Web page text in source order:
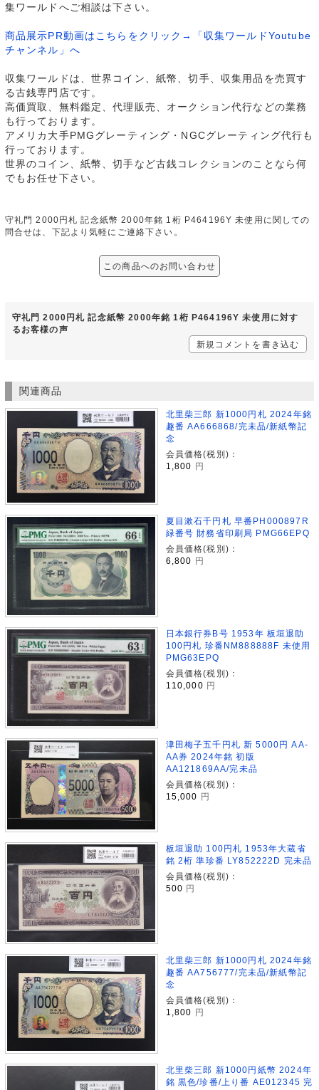
集ワールドへご相談は下さい。
商品展示PR動画はこちらをクリック→「収集ワールドYoutube
チャンネル」へ
収集ワールドは、世界コイン、紙幣、切手、収集用品を売買す
る古銭専門店です。
高価買取、無料鑑定、代理販売、オークション代行などの業務
も行っております。
アメリカ大手PMGグレーティング・NGCグレーティング代行も
行っております。
世界のコイン、紙幣、切手など古銭コレクションのことなら何
でもお任せ下さい。
守礼門 2000円札 記念紙幣 2000年銘 1桁 P464196Y 未使用に関しての
問合せは、下記より気軽にご連絡下さい。
この商品へのお問い合わせ
守礼門 2000円札 記念紙幣 2000年銘 1桁 P464196Y 未使用に対す
るお客様の声
新規コメントを書き込む
関連商品
北里柴三郎 新1000円札 2024年銘
趣番 AA666868/完未品/新紙幣記
念
会員価格(税別)：
1,800
円
夏目漱石千円札 早番PH000897R
緑番号 財務省印刷局 PMG66EPQ
会員価格(税別)：
6,800 円
日本銀行券B号 1953年 板垣退助
100円札 珍番NM888888F 未使用
PMG63EPQ
会員価格(税別)：
110,000 円
津田梅子五千円札 新 5000円 AA-
AA券 2024年銘 初版
AA121869AA/完未品
会員価格(税別)：
15,000
円
板垣退助 100円札 1953年大蔵省
銘 2桁 準珍番 LY852222D 完未品
会員価格(税別)：
500 円
北里柴三郎 新1000円札 2024年銘
趣番 AA756777/完未品/新紙幣記
念
会員価格(税別)：
1,800
円
北里柴三郎 新1000円紙幣 2024年
銘 黒色/珍番/上り番 AE012345 完